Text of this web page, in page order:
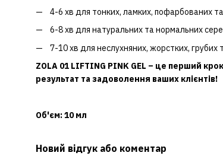
4-6 хв для тонких, ламких, пофарбованих
6-8 хв для натуральних та нормальних
7-10 хв для неслухняних, жорстких, грубих
ZOLA 01 LIFTING PINK GEL – це перший
результат та задоволення ваших клієнтів!
Об'єм: 10 мл
Новий відгук або коментар